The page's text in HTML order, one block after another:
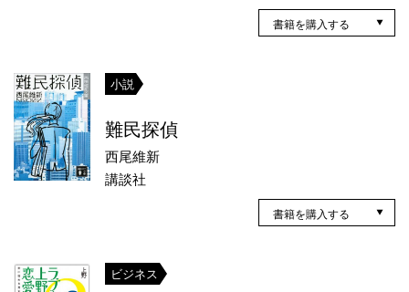
書籍を購入する
小説
難民探偵
西尾維新
講談社
書籍を購入する
ビジネス